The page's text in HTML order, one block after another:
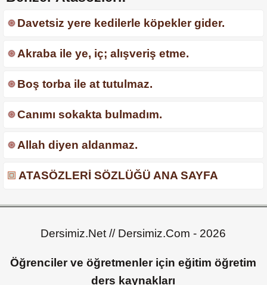
Davetsiz yere kedilerle köpekler gider.
Akraba ile ye, iç; alışveriş etme.
Boş torba ile at tutulmaz.
Canımı sokakta bulmadım.
Allah diyen aldanmaz.
ATASÖZLERİ SÖZLÜĞÜ ANA SAYFA
Dersimiz.Net // Dersimiz.Com - 2026
Öğrenciler ve öğretmenler için eğitim öğretim
ders kaynakları